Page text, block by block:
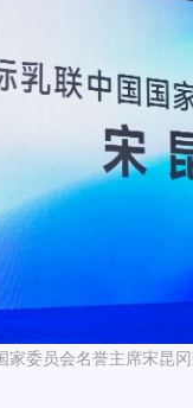
家委员会名誉主席宋昆